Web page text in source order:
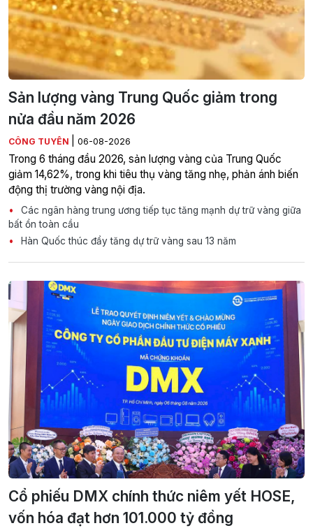
Sản lượng vàng Trung Quốc giảm trong
nửa đầu năm 2026
CÔNG TUYÊN 06-08-2026
Trong 6 tháng đầu 2026, sản lượng vàng của Trung Quốc
giảm 14,62%, trong khi tiêu thụ vàng tăng nhẹ, phản ánh biến
động thị trường vàng nội địa.
Các ngân hàng trung ương tiếp tục tăng mạnh dự trữ vàng giữa
bất ổn toàn cầu
Hàn Quốc thúc đẩy tăng dự trữ vàng sau 13 năm
Cổ phiếu DMX chính thức niêm yết HOSE,
vốn hóa đạt hơn 101.000 tỷ đồng